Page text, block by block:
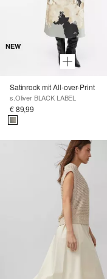
NEW
Satinrock mit All-over-Print
s.Oliver BLACK LABEL
€ 89,99